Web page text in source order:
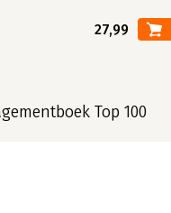
27,99
Top 100